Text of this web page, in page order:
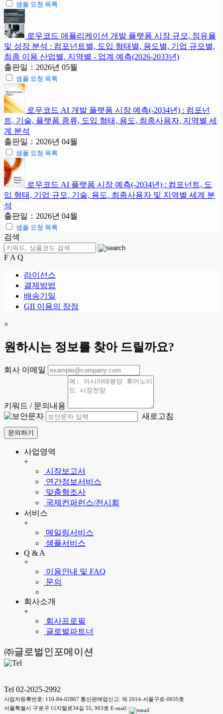
샘플 요청 목록
로우코드 애플리케이션 개발 플랫폼 시장 규모, 점유율
및 성장 분석 : 컴포넌트별, 도입 형태별, 용도별, 기업 규모별,
최종 이용 산업별, 지역별 - 업계 예측(2026-2033년)
출판일：2026년 05월
샘플 요청 목록
로우코드 AI 개발 플랫폼 시장 예측(-2034년) : 컴포넌
트, 기술, 플랫폼 종류, 도입 형태, 용도, 최종사용자, 지역별 세
계 분석
출판일：2026년 04월
샘플 요청 목록
로우코드 AI 플랫폼 시장 예측(-2034년) : 컴포넌트, 도
입 형태, 기업 규모, 기술, 용도, 최종사용자 및 지역별 세계 분
석
출판일：2026년 04월
샘플 요청 목록
검색
F A Q
라이선스
결제방법
배송기일
GII 이용의 장점
×
원하시는 정보를 찾아 드릴까요?
회사 이메일
키워드 / 문의내용
새로고침
문의하기
사업영역
+
시장보고서
연간정보서비스
맞춤형조사
국제컨퍼런스/전시회
서비스
+
메일링서비스
샘플서비스
Q & A
+
이용안내 및 FAQ
문의
회사소개
+
회사프로필
글로벌파트너
㈜글로벌인포메이션
Tel 02-2025-2992
사업자등록번호: 110-84-02867 통신판매업신고: 제 2014-서울구로-0035호
서울특별시 구로구 디지털로34길 55, 903호 E-mail: